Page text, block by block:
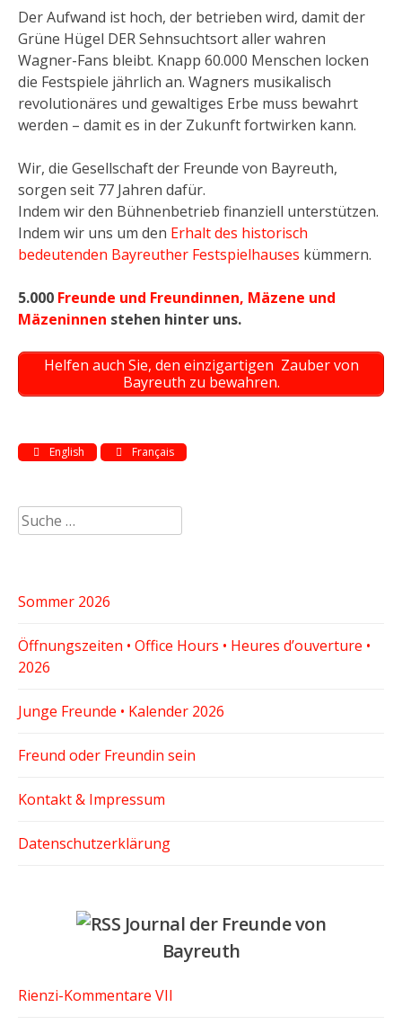
Der Aufwand ist hoch, der betrieben wird, damit der
Grüne Hügel DER Sehnsuchtsort aller wahren
Wagner-Fans bleibt. Knapp 60.000 Menschen locken
die Festspiele jährlich an. Wagners musikalisch
revolutionäres und gewaltiges Erbe muss bewahrt
werden – damit es in der Zukunft fortwirken kann.
Wir, die Gesellschaft der Freunde von Bayreuth,
sorgen seit 77 Jahren dafür.
Indem wir den Bühnenbetrieb finanziell unterstützen.
Indem wir uns um den Erhalt des historisch
bedeutenden Bayreuther Festspielhauses kümmern.
5.000 Freunde und Freundinnen, Mäzene und
Mäzeninnen stehen hinter uns.
Helfen auch Sie, den einzigartigen Zauber von
Bayreuth zu bewahren.
English Français
Suche
nach:
Sommer 2026
Öffnungszeiten • Office Hours • Heures d’ouverture •
2026
Junge Freunde • Kalender 2026
Freund oder Freundin sein
Kontakt & Impressum
Datenschutzerklärung
Journal der Freunde von
Bayreuth
Rienzi-Kommentare VII